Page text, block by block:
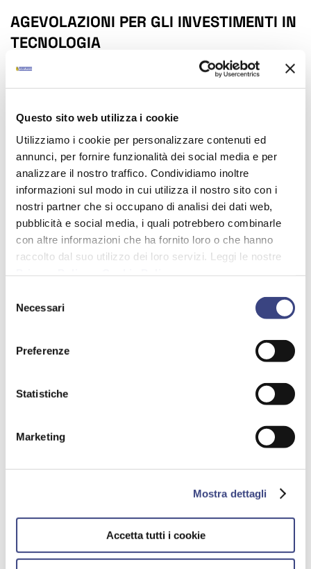
Questo sito web utilizza i cookie
Utilizziamo i cookie per personalizzare contenuti ed
annunci, per fornire funzionalità dei social media e per
analizzare il nostro traffico. Condividiamo inoltre
informazioni sul modo in cui utilizza il nostro sito con i
nostri partner che si occupano di analisi dei dati web,
pubblicità e social media, i quali potrebbero combinarle
con altre informazioni che ha fornito loro o che hanno
raccolto dal suo utilizzo dei loro servizi. Leggi le nostre
delNecessari
Preferenze
Statistiche
Marketing
Mostra dettagli
Accetta tutti i cookie
AGEVOLAZIONI PER GLI INVESTIMENTI IN
TECNOLOGIA
15/01/2017